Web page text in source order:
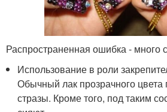
Распространенная ошибка - много
Использование в роли
Обычный лак прозрачного цвета
стразы. Кроме того, под таким